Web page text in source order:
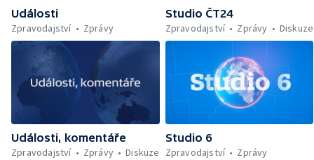
Události
Zpravodajství
Zprávy
Studio ČT24
Zpravodajství
Zprávy Diskuze
Události, komentáře
Zpravodajství
Zprávy Diskuze
Studio 6
Zpravodajství
Zprávy